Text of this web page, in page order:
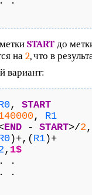
STARTдо
на 2, что в
вариант:
, START
, R1
END - START>/2
)+,(R1)+
, 1$
.